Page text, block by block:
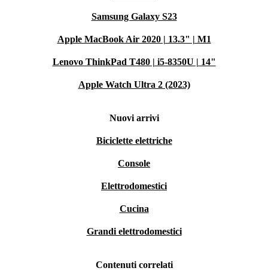
Samsung Galaxy S23
Apple MacBook Air 2020 | 13.3" | M1
Lenovo ThinkPad T480 | i5-8350U | 14"
Apple Watch Ultra 2 (2023)
Nuovi arrivi
Biciclette elettriche
Console
Elettrodomestici
Cucina
Grandi elettrodomestici
Contenuti correlati